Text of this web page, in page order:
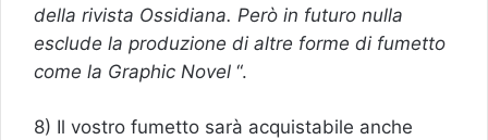
della rivista Ossidiana. Però in futuro nulla
esclude la produzione di altre forme di fumetto
come la Graphic Novel “.
8) Il vostro fumetto sarà acquistabile anche